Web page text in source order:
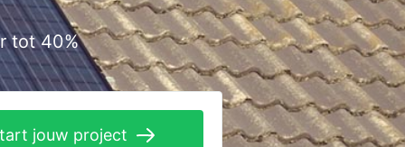
Zonnepanelen
Zonwering
tot 40%
jouw project